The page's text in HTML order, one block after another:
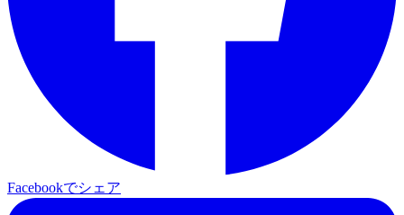
Facebookでシェア